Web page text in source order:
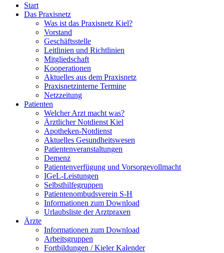
Start
Das Praxisnetz
Was ist das Praxisnetz Kiel?
Vorstand
Geschäftsstelle
Leitlinien und Richtlinien
Mitgliedschaft
Kooperationen
Aktuelles aus dem Praxisnetz
Praxisnetzinterne Termine
Netzzeitung
Patienten
Welcher Arzt macht was?
Ärztlicher Notdienst Kiel
Apotheken-Notdienst
Aktuelles Gesundheitswesen
Patientenveranstaltungen
Demenz
Patientenverfügung und Vorsorgevollmacht
IGeL-Leistungen
Selbsthilfegruppen
Patientenombudsverein S-H
Informationen zum Download
Urlaubsliste der Arztpraxen
Ärzte
Informationen zum Download
Arbeitsgruppen
Fortbildungen / Kieler Kalender